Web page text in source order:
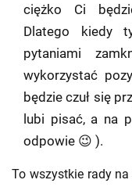
ciężko Ci
Dlatego kiedy
pytaniami
wykorzystać
będzie czuł się
lubi pisać, a na
odpowie 😉 ).
To wszystkie rady